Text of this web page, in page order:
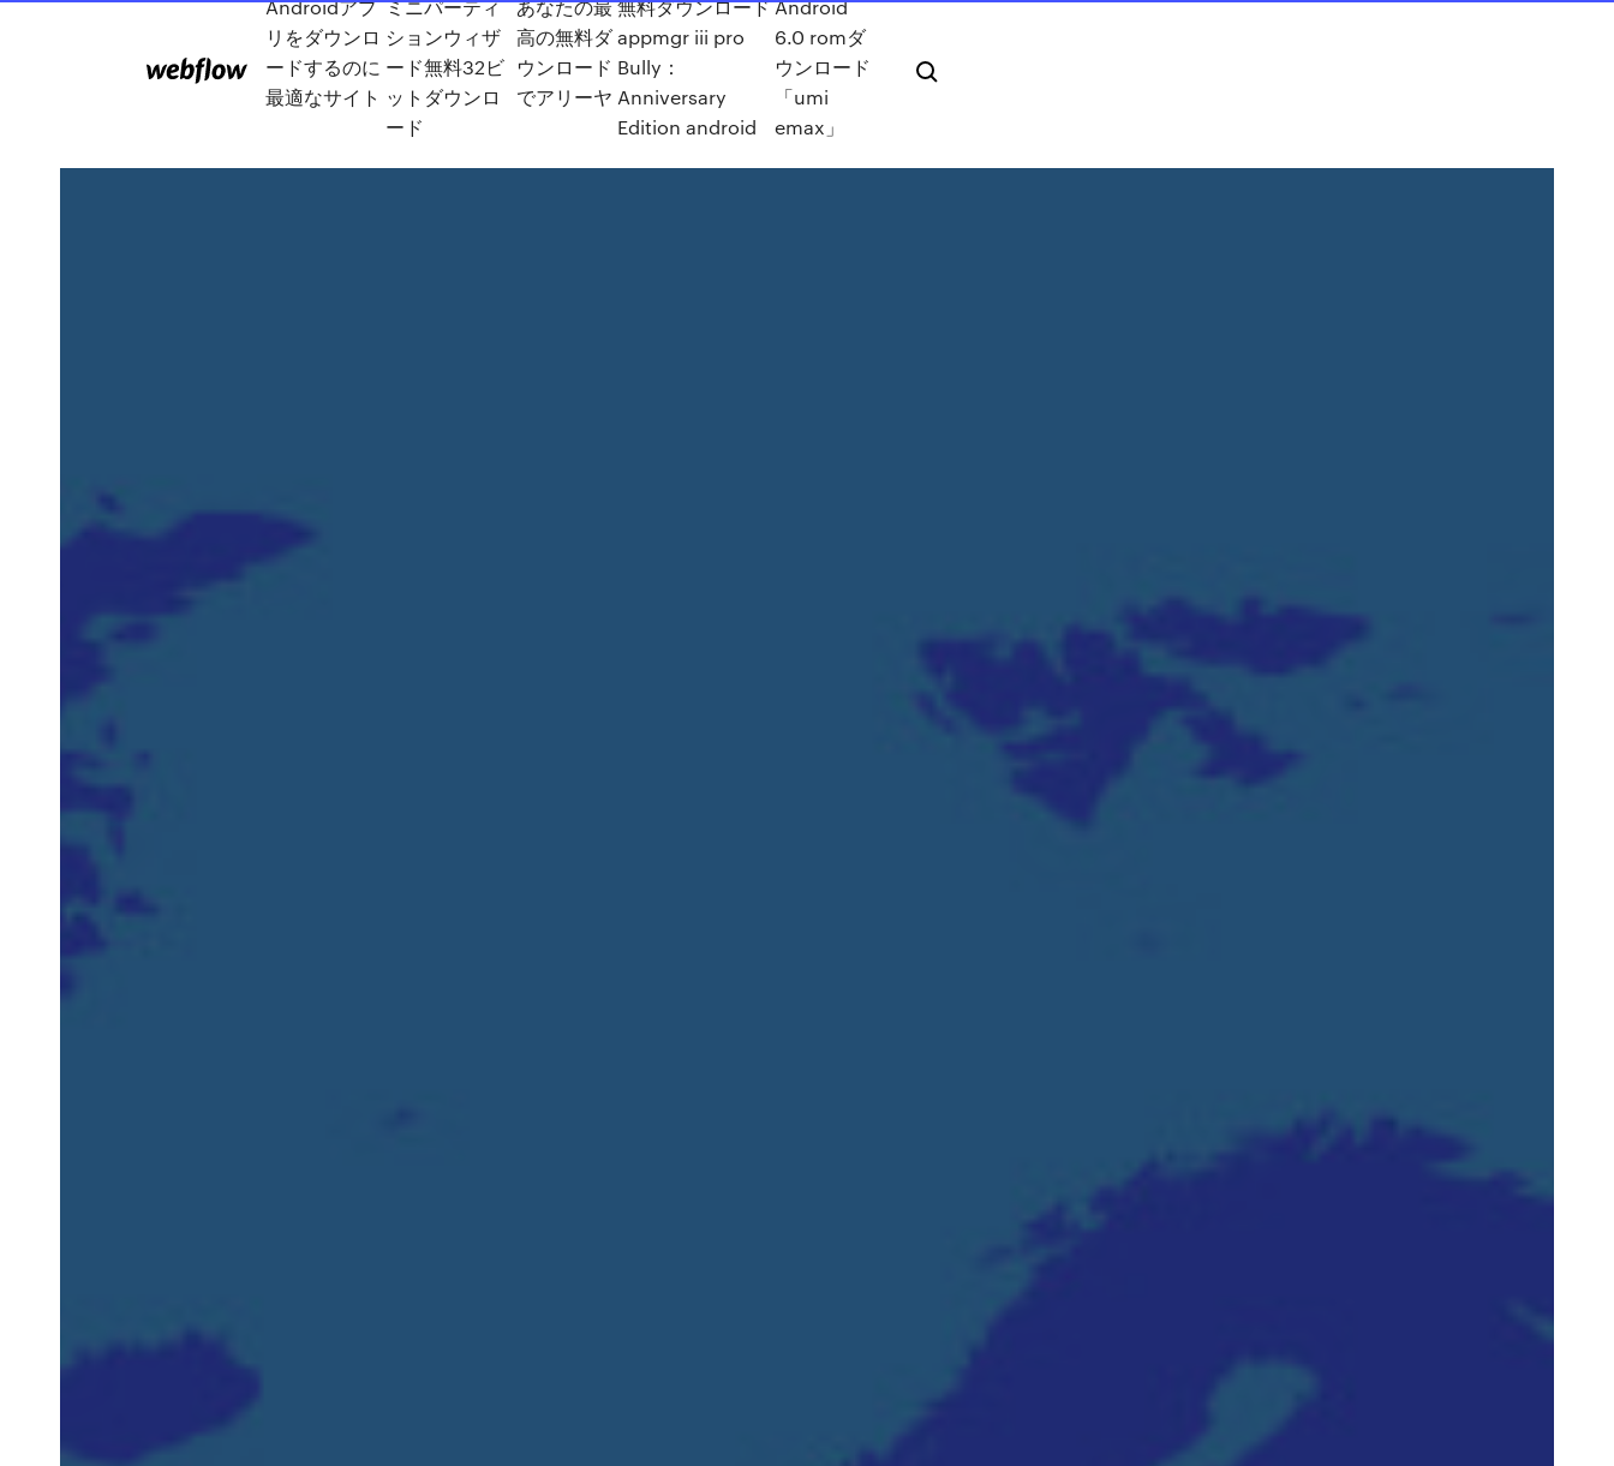
Androidアプ
リをダウンロ
ードするのに
最適なサイト
ミニパーティ
ションウィザ
ード無料32ビ
ットダウンロ
ード
あなたの最
高の無料ダ
ウンロード
でアリーヤ
無料ダウンロード
appmgr iii pro
Bully：
Anniversary
Edition android
Android
6.0 romダ
ウンロード
「umi
emax」